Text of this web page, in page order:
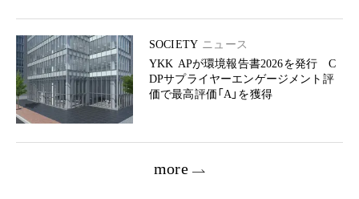
SOCIETY ニュース
YKK APが環境報告書2026を発行 C
DPサプライヤーエンゲージメント評
価で最高評価「A」を獲得
more